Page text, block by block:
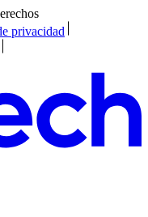
privacidad